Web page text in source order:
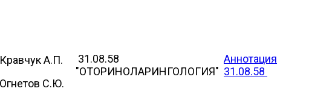
Кравчук А.П.
Огнетов С.Ю.
31.08.58
"ОТОРИНОЛАРИНГОЛОГИЯ"
Аннотация
31.08.58